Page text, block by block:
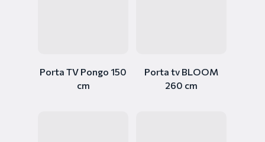
Porta TV Pongo 150
cm
Porta tv BLOOM
260 cm